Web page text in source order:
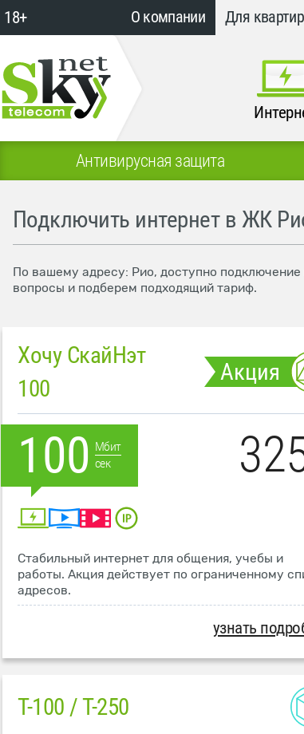
18+ О компании Для
Антивирусная защита
Подключить интернет в ЖК
По вашему адресу: Рио, доступно
вопросы и подберем подходящий тариф.
Хочу СкайНэт
100
Акция
100 Мбит
сек
Стабильный интернет для общения, учебы и
работы. Акция действует по ограниченному
адресов.
узнать
T-100 / T-250